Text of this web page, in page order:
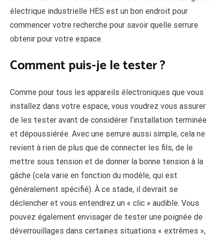
électrique industrielle HES est un bon endroit pour
commencer votre recherche pour savoir quelle serrure
obtenir pour votre espace.
Comment puis-je le tester ?
Comme pour tous les appareils électroniques que vous
installez dans votre espace, vous voudrez vous assurer
de les tester avant de considérer l’installation terminée
et dépoussiérée. Avec une serrure aussi simple, cela ne
revient à rien de plus que de connecter les fils, de le
mettre sous tension et de donner la bonne tension à la
gâche (cela varie en fonction du modèle, qui est
généralement spécifié). À ce stade, il devrait se
déclencher et vous entendrez un « clic » audible. Vous
pouvez également envisager de tester une poignée de
déverrouillages dans certaines situations « extrêmes »,